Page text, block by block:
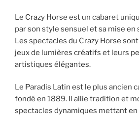
Le Crazy Horse est un cabaret
par son style sensuel et sa mise en
Les spectacles du Crazy Horse
jeux de lumières créatifs et leurs
artistiques élégantes.
Le Paradis Latin est le plus ancien
fondé en 1889. Il allie tradition et
spectacles dynamiques mettant en